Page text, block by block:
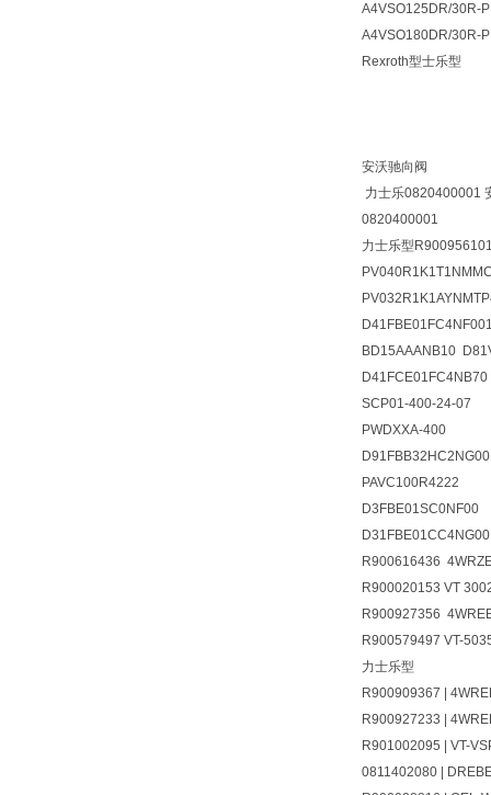
A4VSO125DR/30R-
A4VSO180DR/30R-
Rexroth型士乐型
安沃驰向阀
力士乐0820400001
0820400001
力士乐型
BD15AAANB10
D41FCE01FC4NB70
SCP01-400-24-07
PWDXXA-400
D91FBB32HC2NG00
PAVC100R4222
D3FBE01SC0NF00
D31FBE01CC4NG00
R900616436
R900020153 VT
R900927356
R900579497 VT-
力士乐型
R900909367 |
R900927233 |
R901002095 | VT-
0811402080 |